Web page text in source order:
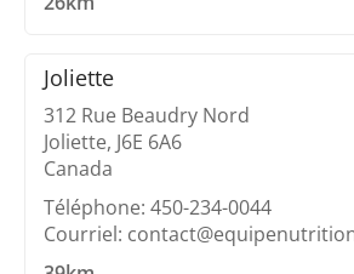
Joliette
312 Rue Beaudry Nord
Joliette, J6E 6A6
Canada
Téléphone: 450-234-0044
Courriel: